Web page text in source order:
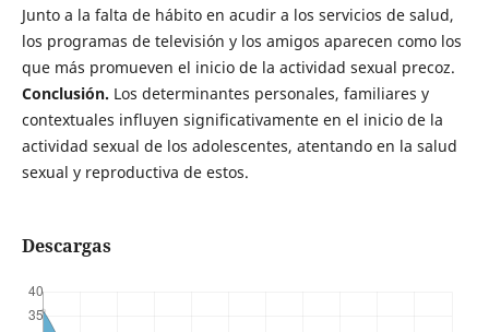
Junto a la falta de hábito en acudir a los servicios de salud,
los programas de televisión y los amigos aparecen como los
que más promueven el inicio de la actividad sexual precoz.
Conclusión. Los determinantes personales, familiares y
contextuales influyen significativamente en el inicio de la
actividad sexual de los adolescentes, atentando en la salud
sexual y reproductiva de estos.
Descargas